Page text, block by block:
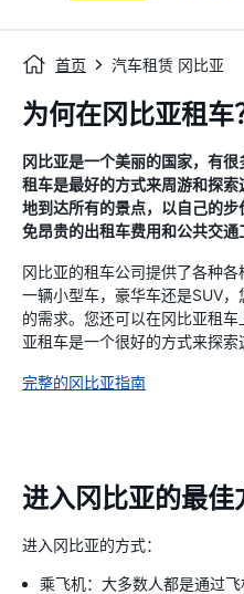
首页 汽车租赁 冈比亚
为何在冈比亚租车
冈比亚是一个美丽的国家，有
租车是最好的方式来周游和探
地到达所有的景点，以自己的
免昂贵的出租车费用和公共交通
冈比亚的租车公司提供了各种
一辆小型车，豪华车还是SUV
的需求。您还可以在冈比亚租
亚租车是一个很好的方式来探索
完整的冈比亚指南
进入冈比亚的最佳
进入冈比亚的方式：
乘飞机：大多数人都是通过